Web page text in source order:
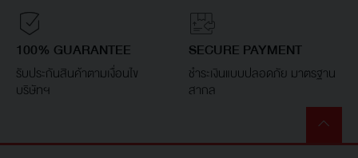
100% GUARANTEE
รับประกันสินค้าตามเงื่อนไข
บริษัทฯ
SECURE PAYMENT
ชำระเงินแบบปลอดภัย มาตรฐาน
สากล